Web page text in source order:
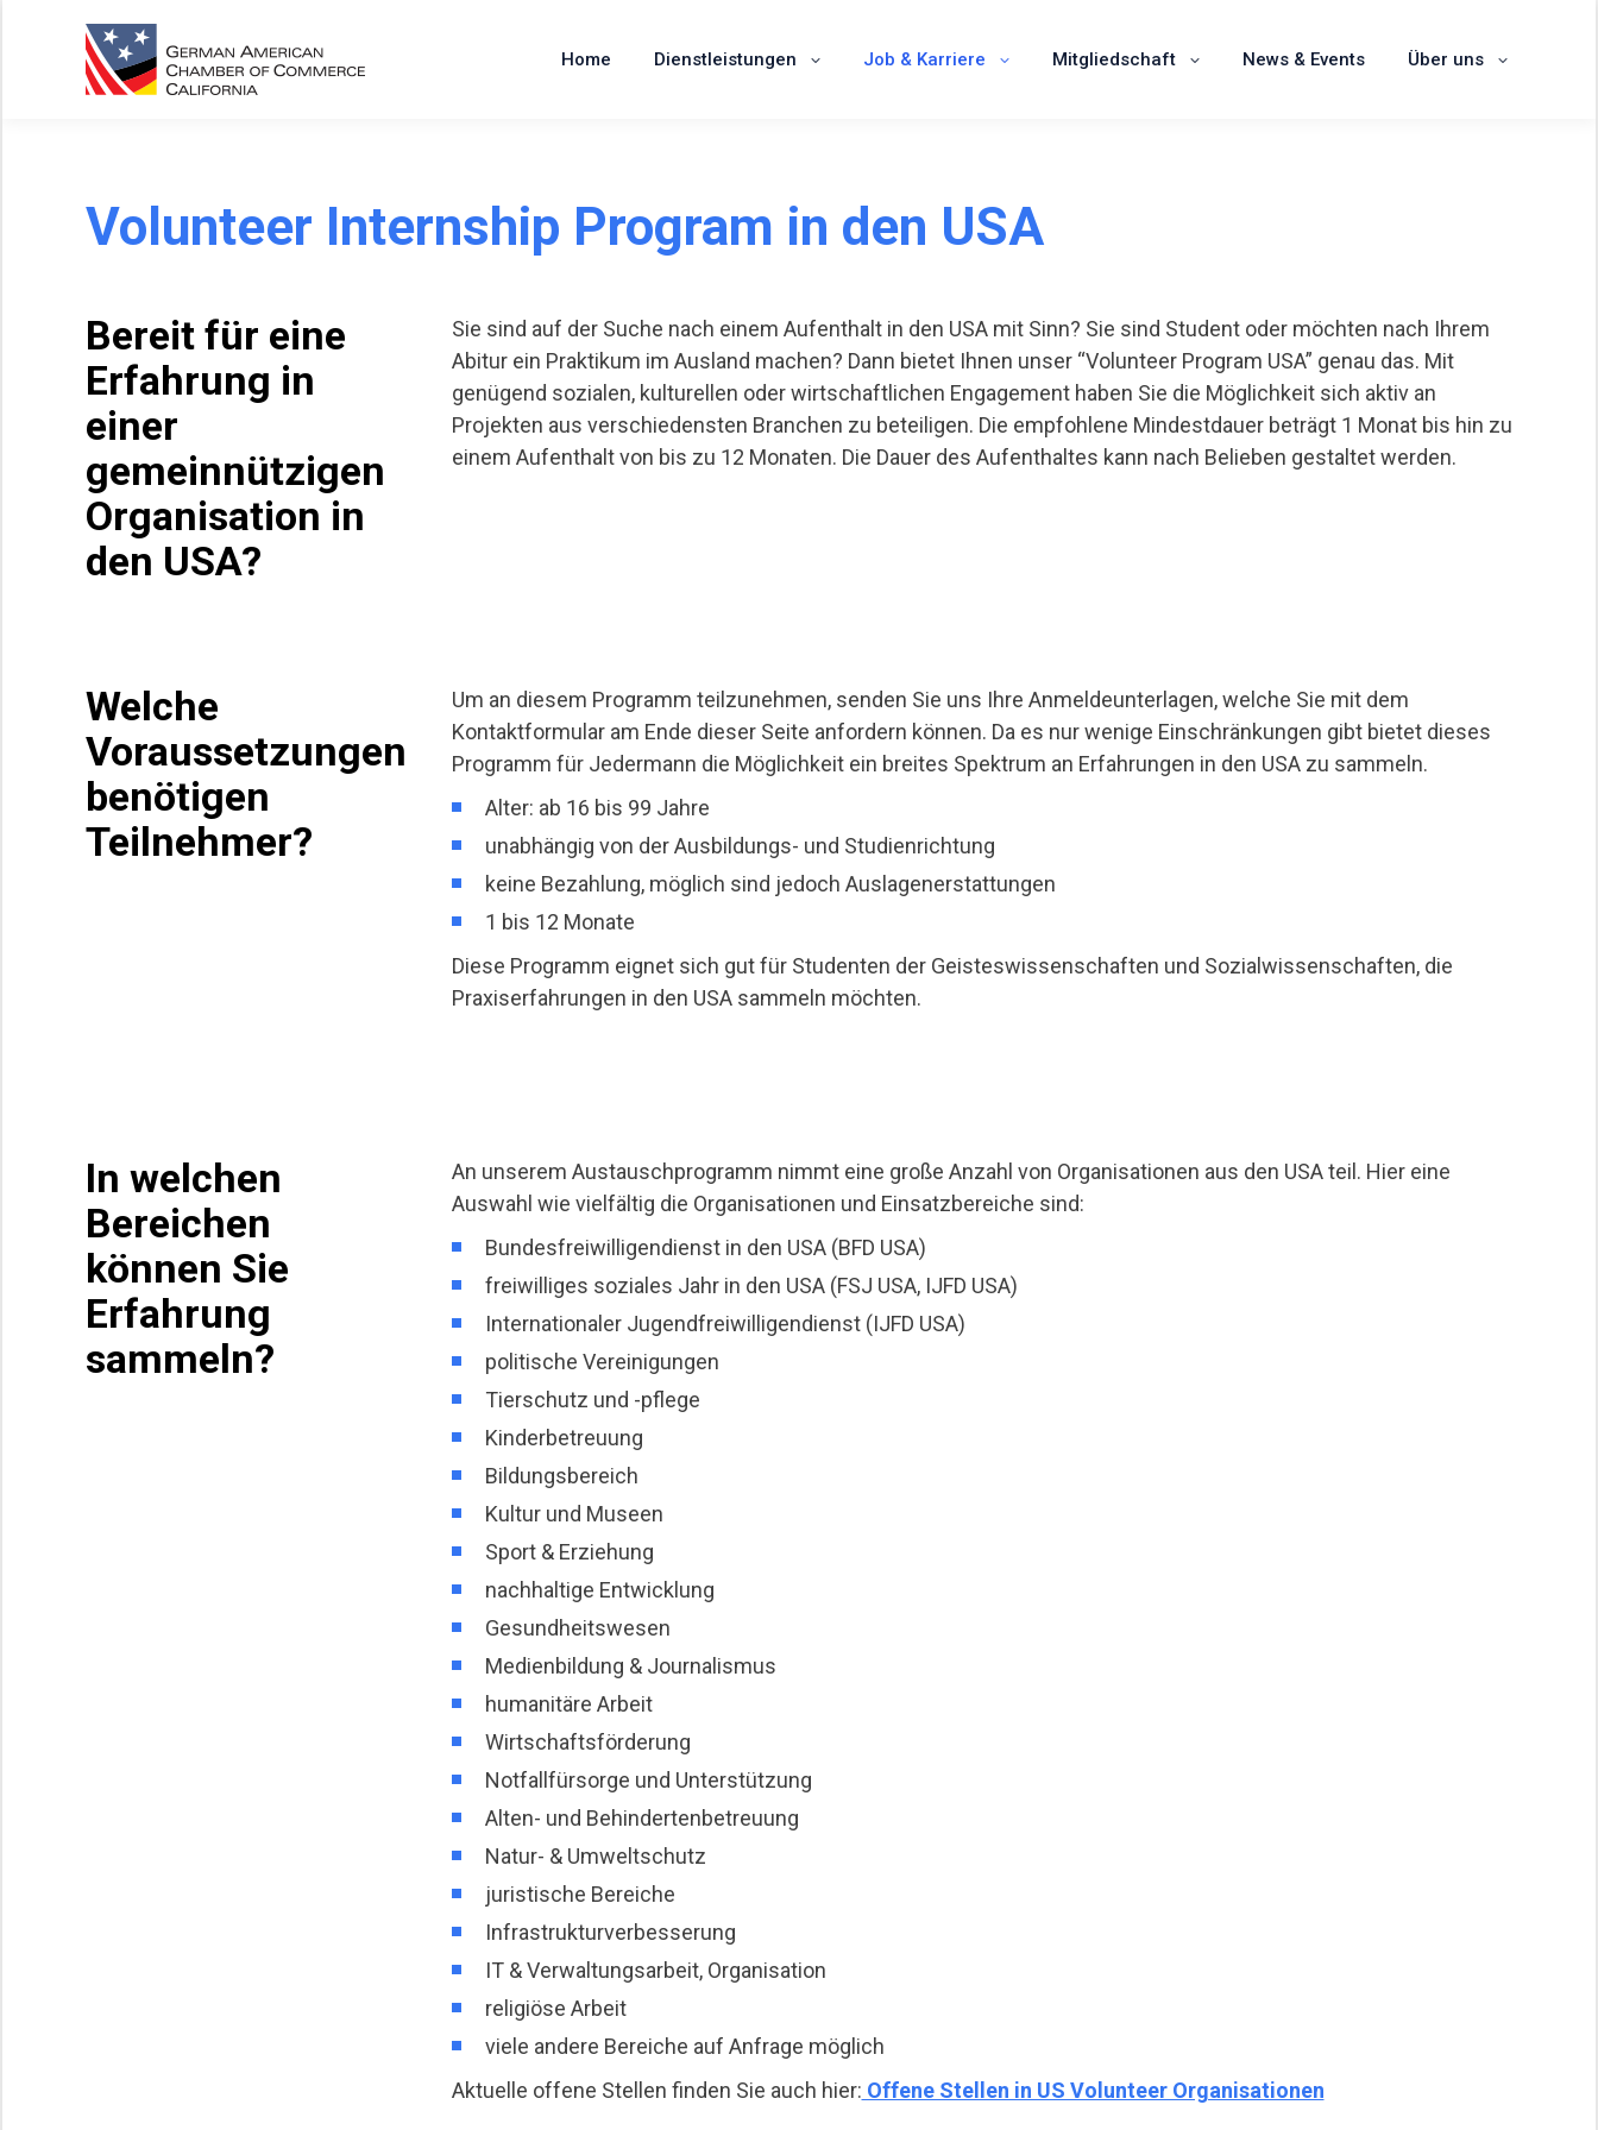
Home Dienstleistungen Job & Karriere Mitgliedschaft News & Events Über uns
Volunteer Internship Program in den USA
Bereit für eine
Erfahrung in
einer
gemeinnützigen
Organisation in
den USA?
Sie sind auf der Suche nach einem Aufenthalt in den USA mit Sinn? Sie sind Student oder möchten nach Ihrem
Abitur ein Praktikum im Ausland machen? Dann bietet Ihnen unser “Volunteer Program USA” genau das. Mit
genügend sozialen, kulturellen oder wirtschaftlichen Engagement haben Sie die Möglichkeit sich aktiv an
Projekten aus verschiedensten Branchen zu beteiligen. Die empfohlene Mindestdauer beträgt 1 Monat bis hin zu
einem Aufenthalt von bis zu 12 Monaten. Die Dauer des Aufenthaltes kann nach Belieben gestaltet werden.
Welche
Voraussetzungen
benötigen
Teilnehmer?
Um an diesem Programm teilzunehmen, senden Sie uns Ihre Anmeldeunterlagen, welche Sie mit dem
Kontaktformular am Ende dieser Seite anfordern können. Da es nur wenige Einschränkungen gibt bietet dieses
Programm für Jedermann die Möglichkeit ein breites Spektrum an Erfahrungen in den USA zu sammeln.
Alter: ab 16 bis 99 Jahre
unabhängig von der Ausbildungs- und Studienrichtung
keine Bezahlung, möglich sind jedoch Auslagenerstattungen
1 bis 12 Monate
Diese Programm eignet sich gut für Studenten der Geisteswissenschaften und Sozialwissenschaften, die
Praxiserfahrungen in den USA sammeln möchten.
In welchen
Bereichen
können Sie
Erfahrung
sammeln?
An unserem Austauschprogramm nimmt eine große Anzahl von Organisationen aus den USA teil. Hier eine
Auswahl wie vielfältig die Organisationen und Einsatzbereiche sind:
Bundesfreiwilligendienst in den USA (BFD USA)
freiwilliges soziales Jahr in den USA (FSJ USA, IJFD USA)
Internationaler Jugendfreiwilligendienst (IJFD USA)
politische Vereinigungen
Tierschutz und -pflege
Kinderbetreuung
Bildungsbereich
Kultur und Museen
Sport & Erziehung
nachhaltige Entwicklung
Gesundheitswesen
Medienbildung & Journalismus
humanitäre Arbeit
Wirtschaftsförderung
Notfallfürsorge und Unterstützung
Alten- und Behindertenbetreuung
Natur- & Umweltschutz
juristische Bereiche
Infrastrukturverbesserung
IT & Verwaltungsarbeit, Organisation
religiöse Arbeit
viele andere Bereiche auf Anfrage möglich
Aktuelle offene Stellen finden Sie auch hier: Offene Stellen in US Volunteer Organisationen
Über uns